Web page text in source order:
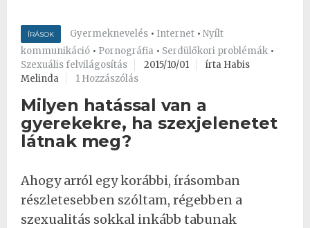
ÍRÁSOK Gyermeknevelés • Internet • Nyílt
kommunikáció • Pornográfia • Serdülőkori problémák •
Szexuális felvilágosítás
2015/10/01
írta Habis
Melinda
1 Hozzászólás
Milyen hatással van a
gyerekekre, ha szexjelenetet
látnak meg?
Ahogy arról egy korábbi, írásomban
részletesebben szóltam, régebben a
szexualitás sokkal inkább tabunak